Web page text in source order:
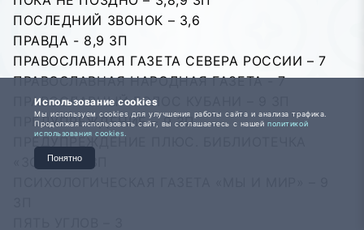
ПОСЛЕДНИЙ ЗВОНОК – 3,6
ПРАВДА - 8,9 ЗП
ПРАВОСЛАВНАЯ ГАЗЕТА СЕВЕРА РОССИИ – 7
ПРАВОСЛАВНАЯ НАРОДНАЯ ГАЗЕТА - 7
ПРАВОСЛАВНЫЙ ГОЛОС КУБАНИ – 9 ЗП
ПРЕДУПРЕЖДЕНИЕ – 9 ЗП
«ЗОЖ» – 9 ЗП
Использование cookies
Мы используем cookies для улучшения работы сайта и анализа трафика.
Продолжая использовать сайт, вы соглашаетесь с нашейполитикой
использования cookies.
Понятно